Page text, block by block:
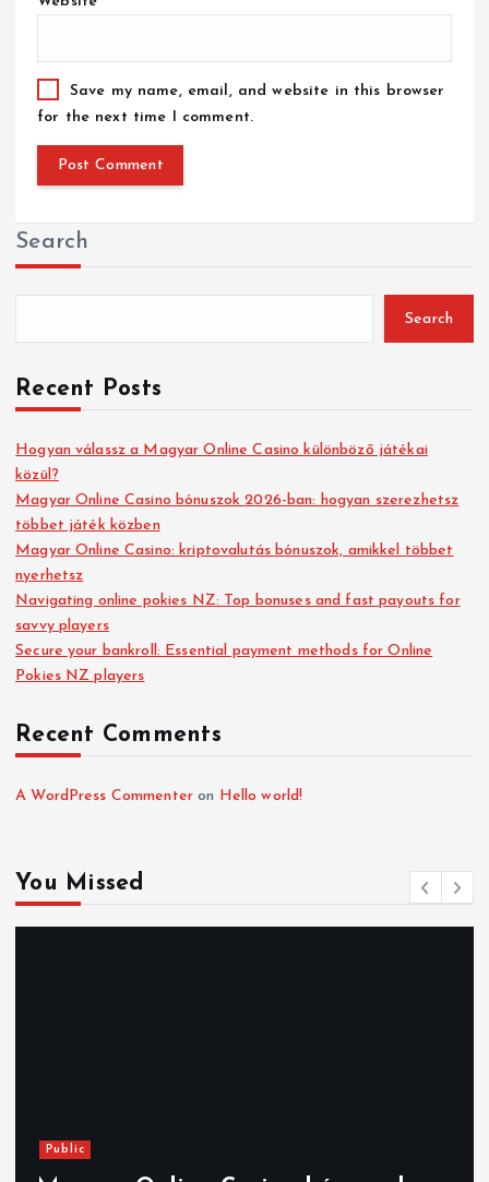
Save my name, email, and website in this browser
for the next time I comment.
Search
Search
Recent Posts
Hogyan válassz a Magyar Online Casino különböző játékai
közül?
Magyar Online Casino bónuszok 2026-ban: hogyan szerezhetsz
többet játék közben
Magyar Online Casino: kriptovalutás bónuszok, amikkel többet
nyerhetsz
Navigating online pokies NZ: Top bonuses and fast payouts for
savvy players
Secure your bankroll: Essential payment methods for Online
Pokies NZ players
Recent Comments
A WordPress Commenter on Hello world!
You Missed
Public